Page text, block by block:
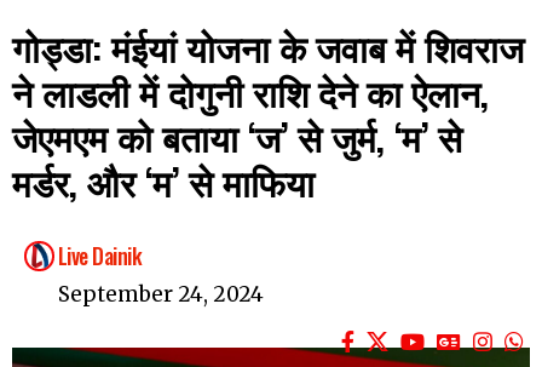
गोड्डा: मंईयां योजना के जवाब में शिवराज
ने लाडली में दोगुनी राशि देने का ऐलान,
जेएमएम को बताया ‘ज’ से जुर्म, ‘म’ से
मर्डर, और ‘म’ से माफिया
Live Dainik
September 24, 2024